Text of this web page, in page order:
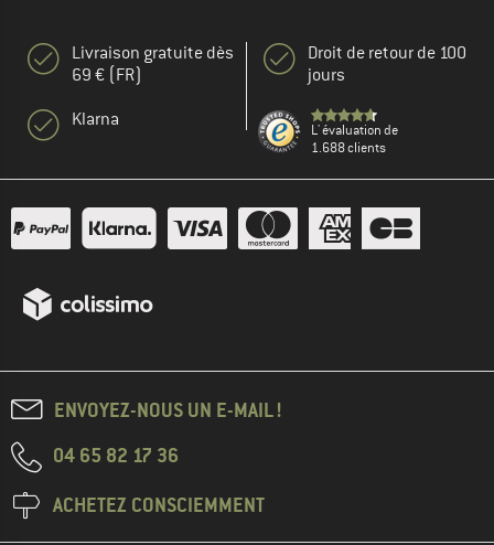
Livraison gratuite dès
69 € (FR)
Klarna
Droit de retour de 100
jours
L' évaluation de
1.688 clients
ENVOYEZ-NOUS UN E-MAIL !
04 65 82 17 36
ACHETEZ CONSCIEMMENT